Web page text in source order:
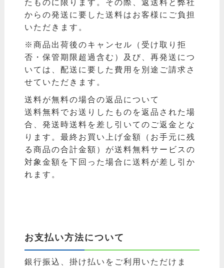
たものに限ります。その際、返送料と弊社
からの発送に要した送料はお客様にご負担
いただきます。
※商品出荷後のキャンセル（受け取り拒
否・保管期限超過含む）及び、再発送につ
いては、配送に要した費用を別途ご請求さ
せていただきます。
送料が無料の場合の返品について
送料無料でお送りしたものを返品された場
合、発送時送料を差し引いてのご返金とな
ります。最終お買い上げ金額（お手元に残
る商品の合計金額）が送料無料サービスの
対象金額を下回った場合に送料が差し引か
れます。
お支払い方法について
銀行振込、掛け払いをご利用いただけま